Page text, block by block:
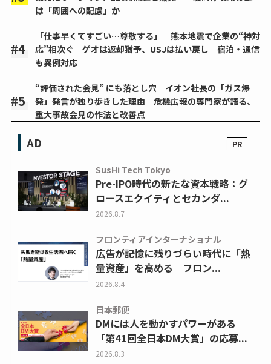
は「周囲への配慮」か
「仕事早くてすごい…尊敬する」 熊本地震で企業の“神対
応”相次ぐ ゲオは返却猶予、USJは払い戻し 宿泊・通信
も異例対応
“評価された会見” にも落とし穴 イオン社長の「ガス爆
発」発言が独り歩きした理由 危機広報の専門家が語る、
重大事故会見の作法と改善点
AD
SusHi Tech Tokyo
Pre-IPO時代の新たな資本戦略：グ
ロースエクイティとセカンダ...
2026.8.7
フロンティアインターナショナル
広告が記憶に残りづらい時代に「熱
量資産」を高める フロン...
2026.8.4
日本郵便
DMには人を動かすパワーがある
「第41回全日本DM大賞」の応募...
2026.8.3